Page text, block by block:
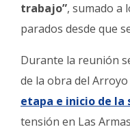
trabajo”, sumado a
parados desde que
Durante la reunión
de la obra del Arroyo
etapa e inicio de la
tensión en Las